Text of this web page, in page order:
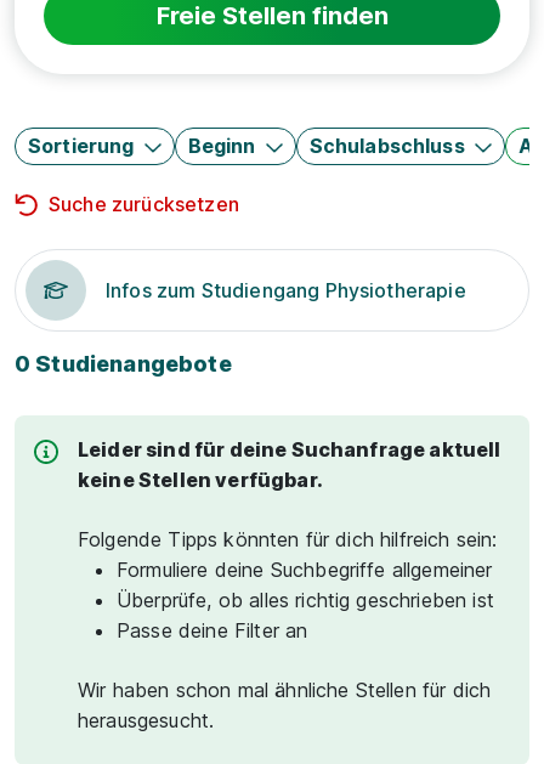
Freie Stellen finden
Sortierung Beginn Schulabschluss
Suche zurücksetzen
Infos zum Studiengang Physiotherapie
0 Studienangebote
Leider sind für deine Suchanfrage aktuell
keine Stellen verfügbar.
Folgende Tipps könnten für dich hilfreich sein:
Formuliere deine Suchbegriffe allgemeiner
Überprüfe, ob alles richtig geschrieben ist
Passe deine Filter an
Wir haben schon mal ähnliche Stellen für dich
herausgesucht.